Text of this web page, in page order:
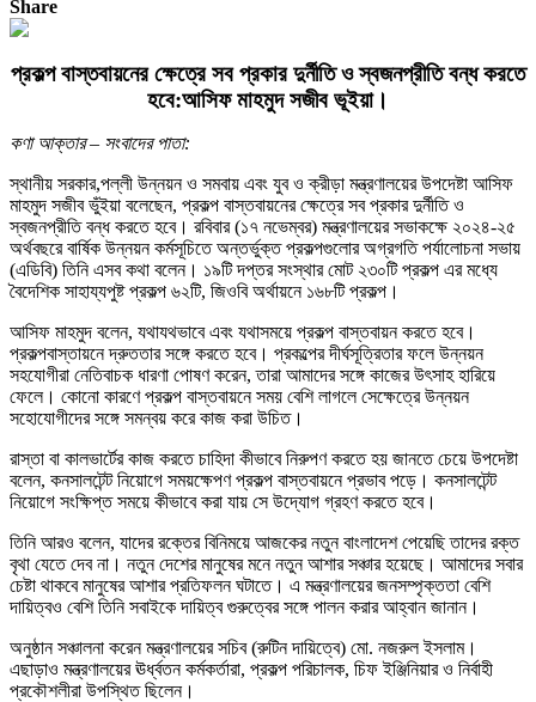
Share
প্রকল্প বাস্তবায়নের ক্ষেত্রে সব প্রকার দুর্নীতি ও স্বজনপ্রীতি বন্ধ করতে
হবে:আসিফ মাহমুদ সজীব ভূইয়া।
কণা আক্তার – সংবাদের পাতা:
স্থানীয় সরকার,পল্লী উন্নয়ন ও সমবায় এবং যুব ও ক্রীড়া মন্ত্রণালয়ের উপদেষ্টা আসিফ
মাহমুদ সজীব ভুঁইয়া বলেছেন, প্রকল্প বাস্তবায়নের ক্ষেত্রে সব প্রকার দুর্নীতি ও
স্বজনপ্রীতি বন্ধ করতে হবে। রবিবার (১৭ নভেম্বর) মন্ত্রণালয়ের সভাকক্ষে ২০২৪-২৫
অর্থবছরে বার্ষিক উন্নয়ন কর্মসূচিতে অন্তর্ভুক্ত প্রকল্পগুলোর অগ্রগতি পর্যালোচনা সভায়
(এডিবি) তিনি এসব কথা বলেন। ১৯টি দপ্তর সংস্থার মোট ২৩০টি প্রকল্প এর মধ্যে
বৈদেশিক সাহায্যপুষ্ট প্রকল্প ৬২টি, জিওবি অর্থায়নে ১৬৮টি প্রকল্প।
আসিফ মাহমুদ বলেন, যথাযথভাবে এবং যথাসময়ে প্রকল্প বাস্তবায়ন করতে হবে।
প্রকল্পবাস্তায়নে দ্রুততার সঙ্গে করতে হবে। প্রকল্পের দীর্ঘসূত্রিতার ফলে উন্নয়ন
সহযোগীরা নেতিবাচক ধারণা পোষণ করেন, তারা আমাদের সঙ্গে কাজের উৎসাহ হারিয়ে
ফেলে। কোনো কারণে প্রকল্প বাস্তবায়নে সময় বেশি লাগলে সেক্ষেত্রে উন্নয়ন
সহোযোগীদের সঙ্গে সমন্বয় করে কাজ করা উচিত।
রাস্তা বা কালভার্টের কাজ করতে চাহিদা কীভাবে নিরুপণ করতে হয় জানতে চেয়ে উপদেষ্টা
বলেন, কনসালটেন্ট নিয়োগে সময়ক্ষেপণ প্রকল্প বাস্তবায়নে প্রভাব পড়ে। কনসালটেন্ট
নিয়োগে সংক্ষিপ্ত সময়ে কীভাবে করা যায় সে উদ্যোগ গ্রহণ করতে হবে।
তিনি আরও বলেন, যাদের রক্তের বিনিময়ে আজকের নতুন বাংলাদেশ পেয়েছি তাদের রক্ত
বৃথা যেতে দেব না। নতুন দেশের মানুষের মনে নতুন আশার সঞ্চার হয়েছে। আমাদের সবার
চেষ্টা থাকবে মানুষের আশার প্রতিফলন ঘটাতে। এ মন্ত্রণালয়ের জনসম্পৃক্ততা বেশি
দায়িত্বও বেশি তিনি সবাইকে দায়িত্ব গুরুত্বের সঙ্গে পালন করার আহ্বান জানান।
অনুষ্ঠান সঞ্চালনা করেন মন্ত্রণালয়ের সচিব (রুটিন দায়িত্বে) মো. নজরুল ইসলাম।
এছাড়াও মন্ত্রণালয়ের ঊর্ধ্বতন কর্মকর্তারা, প্রকল্প পরিচালক, চিফ ইঞ্জিনিয়ার ও নির্বাহী
প্রকৌশলীরা উপস্থিত ছিলেন।